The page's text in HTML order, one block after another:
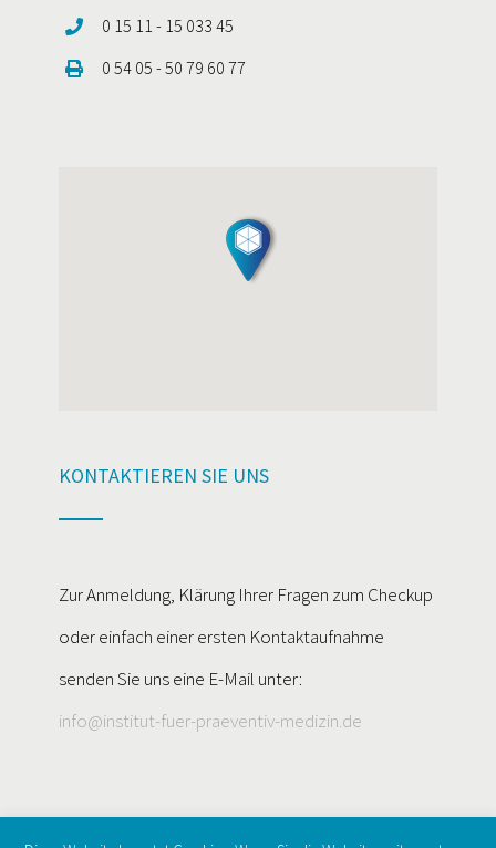
0 15 11 - 15 033 45
0 54 05 - 50 79 60 77
KONTAKTIEREN SIE UNS
Zur Anmeldung, Klärung Ihrer Fragen zum Checkup
oder einfach einer ersten Kontaktaufnahme
senden Sie uns eine E-Mail unter:
info@institut-fuer-praeventiv-medizin.de